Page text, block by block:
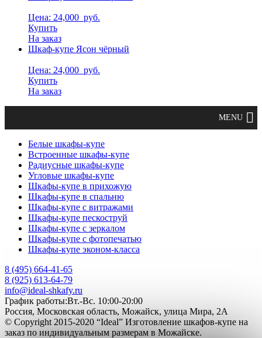
Цена: 24,000 руб.
Купить
На заказ
Шкаф-купе Ясон чёрный
Цена: 24,000 руб.
Купить
На заказ
Белые шкафы-купе
Встроенные шкафы-купе
Радиусные шкафы-купе
Угловые шкафы-купе
Шкафы-купе в прихожую
Шкафы-купе в спальню
Шкафы-купе с витражами
Шкафы-купе пескоструй
Шкафы-купе с зеркалом
Шкафы-купе с фотопечатью
Шкафы-купе эконом-класса
8 (495) 664-41-65
8 (925) 613-64-79
info@ideal-shkafy.ru
График работы:Вт.-Вс. 10:00-20:00
Россия, Московская область, Можайск, улица Мира, 2А
© Copyright 2015-2020 “Ideal” Изготовление шкафов-купе на
заказ по индивидуальным размерам в Можайске.